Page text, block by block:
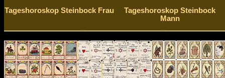
Tageshoroskop Steinbock Frau
Tageshoroskop Steinbock
Mann